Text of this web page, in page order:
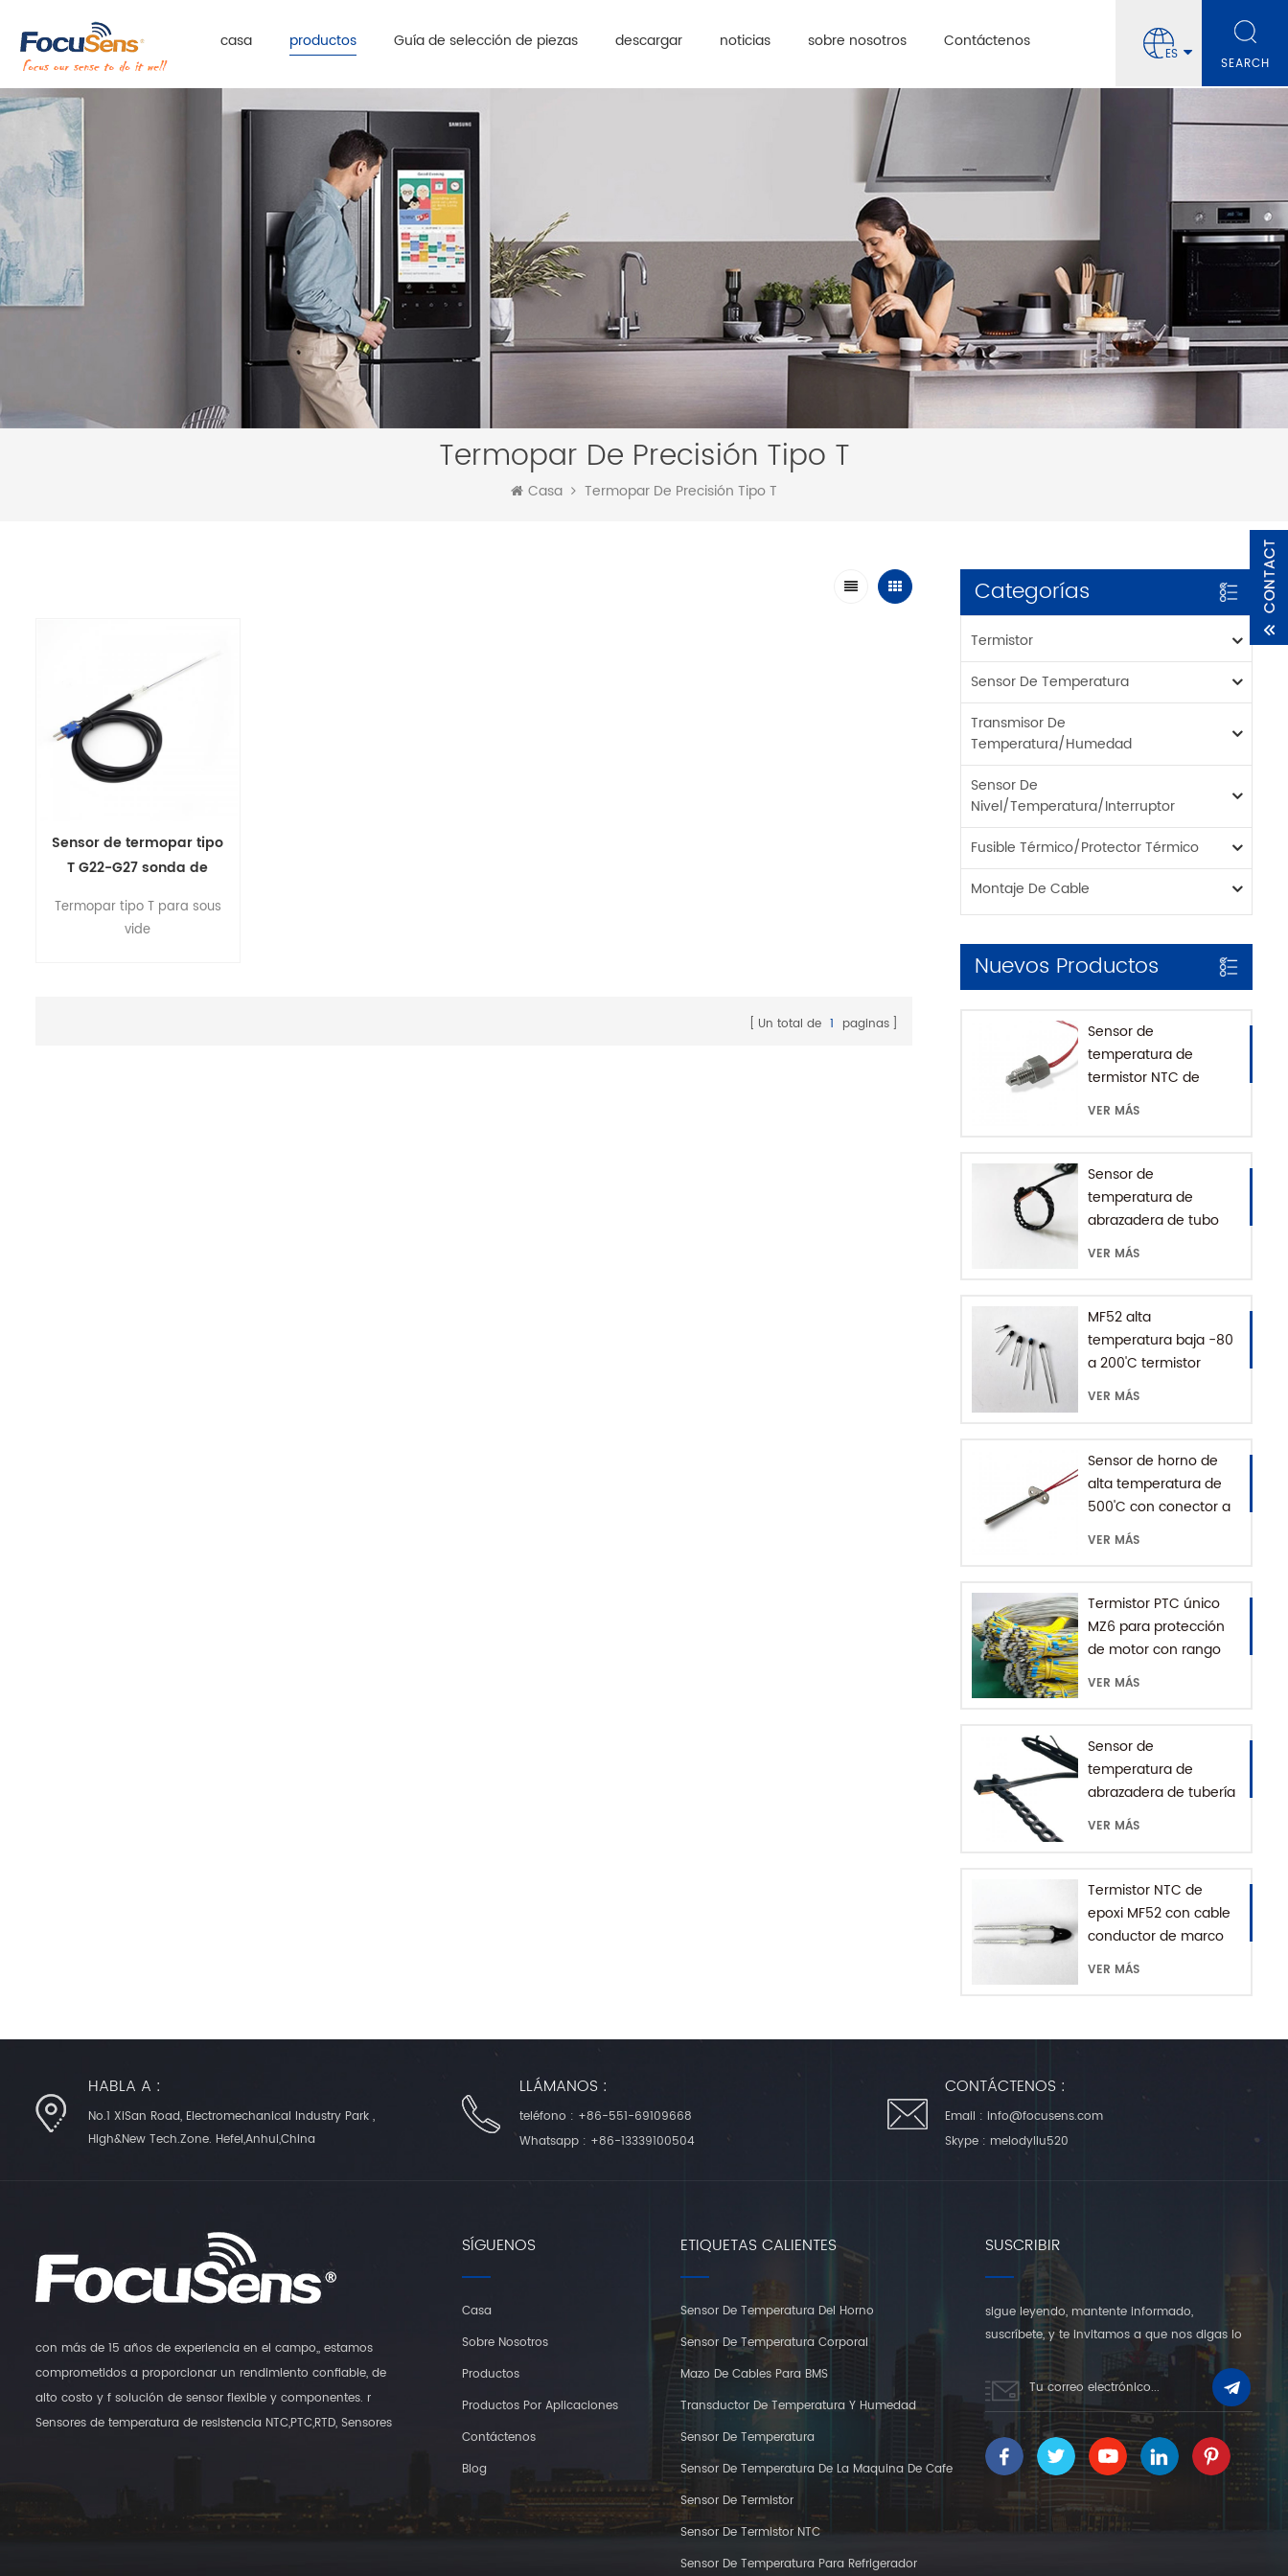
casa productos Guía de selección de piezas descargar noticias sobre nosotros Contáctenos
ES
Termopar De Precisión Tipo T
Casa Termopar De Precisión Tipo T
Categorías
Termistor
Sensor De Temperatura
Transmisor De
Temperatura/humedad
Sensor De
Nivel/temperatura/interruptor
Fusible Térmico/protector Térmico
Montaje De Cable
Nuevos Productos
Sensor de
temperatura de
termistor NTC de
montaje roscado para
VER MÁS
Sensor de
temperatura de
abrazadera de tubo
impermeable IP68
VER MÁS
MF52 alta
temperatura baja -80
a 200'C termistor
epoxi NTC
VER MÁS
Sensor de horno de
alta temperatura de
500'C con conector a
tierra
VER MÁS
Termistor PTC único
MZ6 para protección
de motor con rango
+60-180'C
VER MÁS
Sensor de
temperatura de
abrazadera de tubería
de agua serie MFE-1
VER MÁS
Termistor NTC de
epoxi MF52 con cable
conductor de marco
VER MÁS
Sensor de termopar tipo
T G22-G27 sonda de
de laboratorio
Termopar tipo T para sous
vide
Un total de 1 paginas
HABLA A :
No.1 XiSan Road, Electromechanical Industry Park ,
High&New Tech.Zone. Hefei,Anhui,China
LLÁMANOS :
teléfono : +86-551-69109668
Whatsapp : +86-13339100504
CONTÁCTENOS :
Email : info@focusens.com
Skype : melodyliu520
con más de 15 años de experiencia en el campo,, estamos
comprometidos a proporcionar un rendimiento confiable, de
alto costo y f solución de sensor flexible y componentes. r
Sensores de temperatura de resistencia NTC,PTC,RTD, Sensores
sensores de interruptores magnéticos son nuestros principales
SÍGUENOS
Casa
Sobre Nosotros
Productos
Productos Por Aplicaciones
Contáctenos
Blog
ETIQUETAS CALIENTES
Sensor De Temperatura Del Horno
Sensor De Temperatura Corporal
Mazo De Cables Para BMS
Transductor De Temperatura Y Humedad
Sensor De Temperatura
Sensor De Temperatura De La Maquina De Cafe
Sensor De Termistor
Sensor De Termistor NTC
Sensor De Temperatura Para Refrigerador
SUSCRIBIR
sigue leyendo, mantente informado,
suscríbete, y te invitamos a que nos digas lo
que piensas.